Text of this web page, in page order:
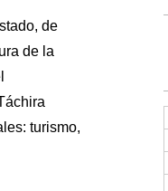
de
de la
turismo,